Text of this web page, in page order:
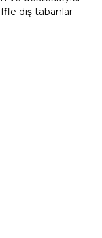
dış tabanlar